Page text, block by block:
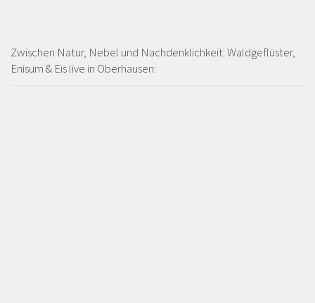
Zwischen Natur, Nebel und Nachdenklichkeit: Waldgeflüster,
Enisum & Eïs live in Oberhausen: